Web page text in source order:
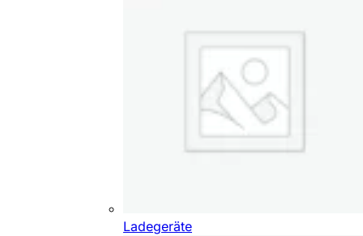
Ladegeräte